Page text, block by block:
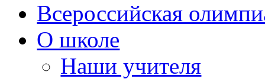
Всероссийская
О школе
Наши учителя